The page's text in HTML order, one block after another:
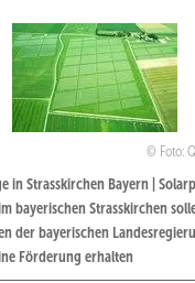
Foto:
in Strasskirchen Bayern |
bayerischen Strasskirchen
der bayerischen
Förderung erhalten